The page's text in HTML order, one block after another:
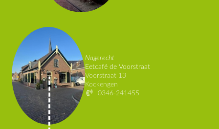
Nagerecht
Eetcafé de Voorstraat
Voorstraat 13
Kockengen
0346-241455